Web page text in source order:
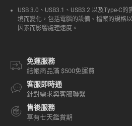
USB 3.0、USB3.1、USB3.2 以及Type-C
境而變化，包括電腦的設備、檔案的規格
因素而影響處理速度。
免運服務
結帳商品滿 $500免運費
客服即時通
針對需求與客服聯繫
售後服務
享有七天鑑賞期